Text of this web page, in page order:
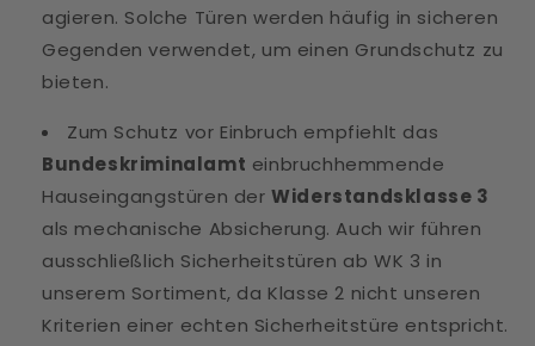
agieren. Solche Türen werden häufig in sicheren
Gegenden verwendet, um einen Grundschutz zu
bieten.
Zum Schutz vor Einbruch empfiehlt das
Bundeskriminalamt einbruchhemmende
Hauseingangstüren derWiderstandsklasse 3
als mechanische Absicherung. Auch wir führen
ausschließlich Sicherheitstüren ab WK 3 in
unserem Sortiment, da Klasse 2 nicht unseren
Kriterien einer echten Sicherheitstüre entspricht.